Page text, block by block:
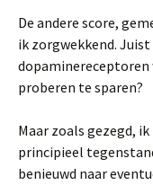
De andere score,
ik zorgwekkend. Juist
proberen te sparen?
Maar zoals gezegd,
principieel
benieuwd naar